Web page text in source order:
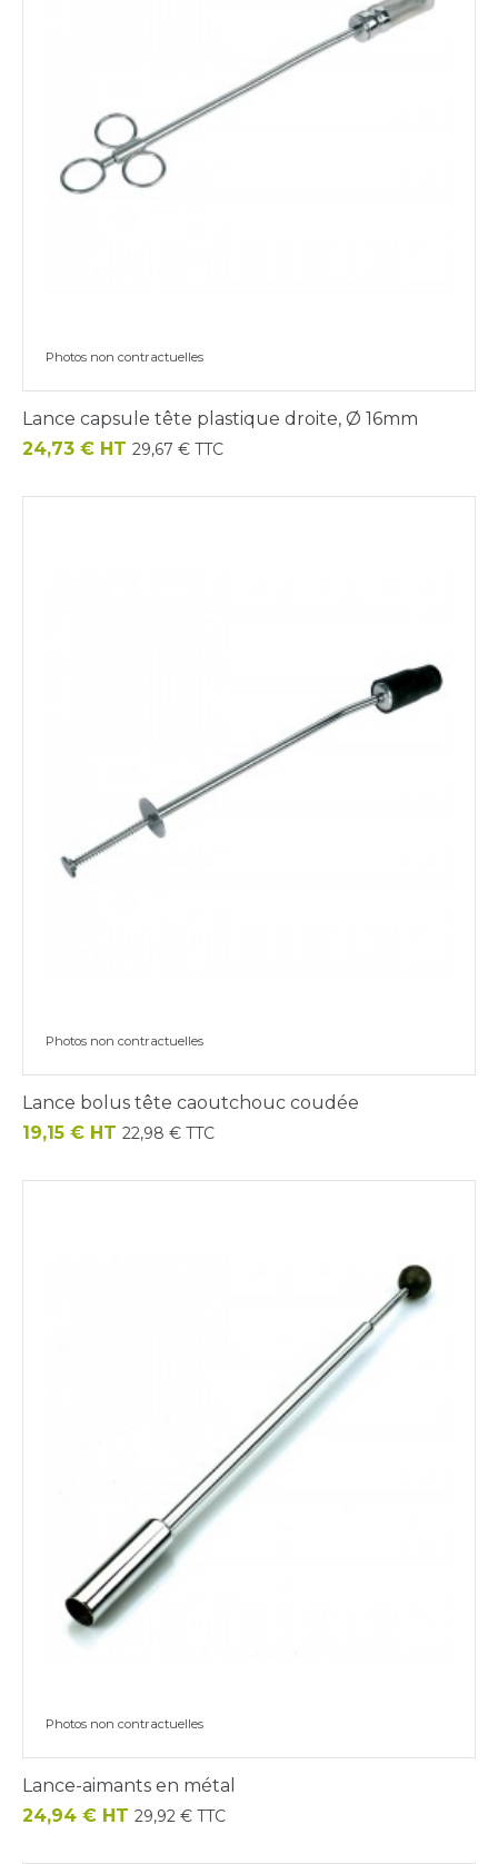
Photos non contractuelles
Lance capsule tête plastique droite, Ø 16mm
Prix
24,73 € HT 29,67 € TTC
Photos non contractuelles
Lance bolus tête caoutchouc coudée
Prix
19,15 € HT 22,98 € TTC
Photos non contractuelles
Lance-aimants en métal
Prix
24,94 € HT 29,92 € TTC